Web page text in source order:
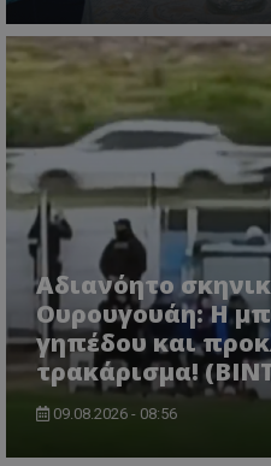
Αδιανόητο
Ουρουγουάη: Η
γηπέδου και
τρακάρισμα!
09.08.2026 - 08:56